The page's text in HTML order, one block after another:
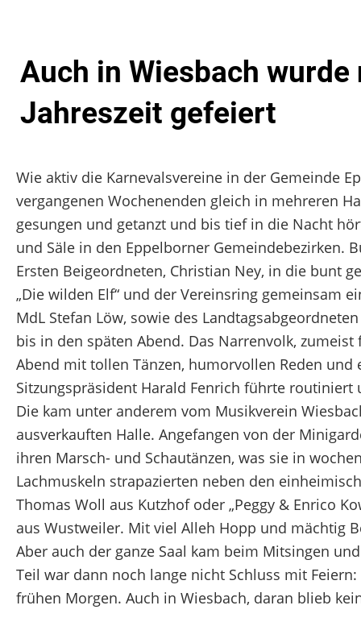
Auch in Wiesbach
Jahreszeit gefeiert
Wie aktiv die Karnevalsvereine in der Gemeinde
vergangenen Wochenenden gleich in mehreren
gesungen und getanzt und bis tief in die Nacht
und Säle in den Eppelborner Gemeindebezirken.
Ersten Beigeordneten, Christian Ney, in die bunt
„Die wilden Elf“ und der Vereinsring gemeinsam
MdL Stefan Löw, sowie des
bis in den späten Abend. Das Narrenvolk,
Abend mit tollen Tänzen, humorvollen Reden
Sitzungspräsident Harald Fenrich führte
Die kam unter anderem vom Musikverein
ausverkauften Halle. Angefangen von der
ihren Marsch- und Schautänzen, was sie in
Lachmuskeln strapazierten neben den
Thomas Woll aus Kutzhof oder „Peggy & Enrico
aus Wustweiler. Mit viel Alleh Hopp und mächtig
Aber auch der ganze Saal kam beim Mitsingen
Teil war dann noch lange nicht Schluss mit
frühen Morgen. Auch in Wiesbach, daran blieb